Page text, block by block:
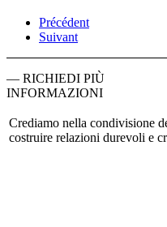
Précédent
Suivant
— RICHIEDI PIÙ
INFORMAZIONI
Crediamo nella condivisione
costruire relazioni durevoli e